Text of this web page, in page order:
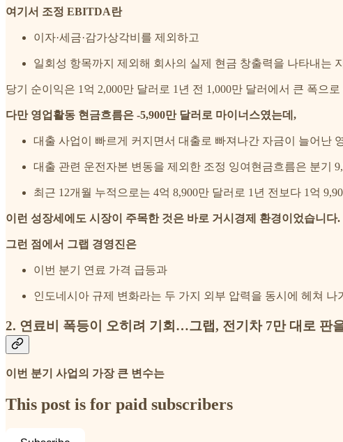
여기서 조정 EBITDA란
이자·세금·감가상각비를 제외하고
일회성 항목까지 제외해 회사의 실제 현금 창출력을 나타내는
당기 순이익은 1억 2,000만 달러로 1년 전 1,000만 달러에서 큰 폭으
다만 영업활동 현금흐름은 -5,900만 달러로 마이너스였는데,
대출 사업이 빠르게 커지면서 대출로 빠져나간 자금이 늘어난
대출 관련 운전자본 변동을 제외한 조정 잉여현금흐름은 분기
최근 12개월 누적으로는 4억 8,900만 달러로 1년 전보다 1억
이런 성장세에도 시장이 주목한 것은 바로 거시경제 환경이었습니다.
그런 점에서 그랩 경영진은
이번 분기 연료 가격 급등과
인도네시아 규제 변화라는 두 가지 외부 압력을 동시에 헤쳐
2. 연료비 폭등이 오히려 기회…그랩, 전기차 7만 대로 판
이번 분기 사업의 가장 큰 변수는
This post is for paid subscribers